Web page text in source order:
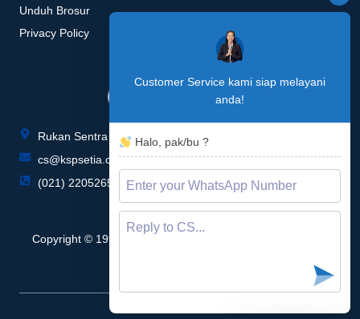
Unduh Brosur
Privacy Policy
Rukan Sentra Niaga Blok P no. 015-016, Green Lake City
cs@kspsetia.co.id
(021) 22052655 / 22052657
Copyright © 1996 - 2026 KSP Setia Multi Sarana, All rights
Customer Service kami siap melayani
anda!
Halo, pak/bu ?